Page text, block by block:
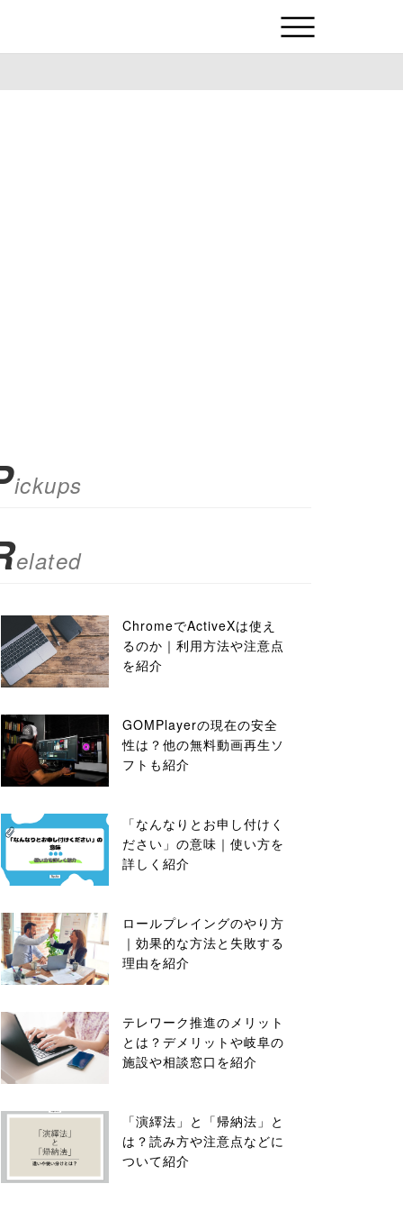
ickups
elated
ChromeでActiveXは使え
るのか｜利用方法や注意点
を紹介
GOMPlayerの現在の安全
性は？他の無料動画再生ソ
フトも紹介
「なんなりとお申し付けく
ださい」の意味｜使い方を
詳しく紹介
ロールプレイングのやり方
｜効果的な方法と失敗する
理由を紹介
テレワーク推進のメリット
とは？デメリットや岐阜の
施設や相談窓口を紹介
「演繹法」と「帰納法」と
は？読み方や注意点などに
ついて紹介